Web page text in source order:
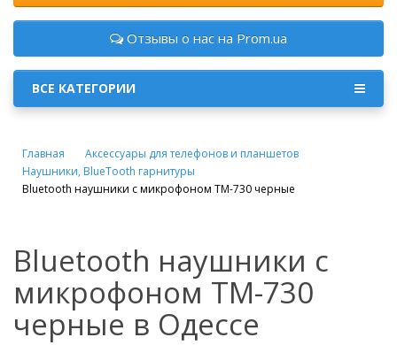
Отзывы о нас на Prom.ua
ВСЕ КАТЕГОРИИ
Главная
Аксессуары для телефонов и планшетов
Наушники, BlueTooth гарнитуры
Bluetooth наушники с микрофоном TM-730 черные
Bluetooth наушники с
микрофоном TM-730
черные в Одессе